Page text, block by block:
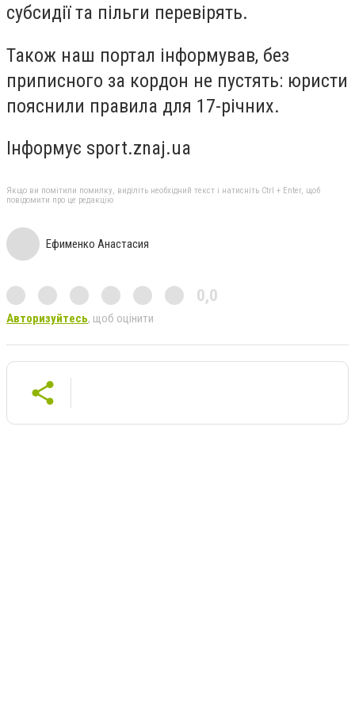
субсидії та пільги перевірять.
Також наш портал інформував, без
приписного за кордон не пустять: юристи
пояснили правила для 17-річних.
Інформує sport.znaj.ua
Якщо ви помітили помилку, виділіть необхідний текст і натисніть Ctrl + Enter, щоб
повідомити про це редакцію
Ефименко Анастасия
0,0
Авторизуйтесь, щоб оцінити